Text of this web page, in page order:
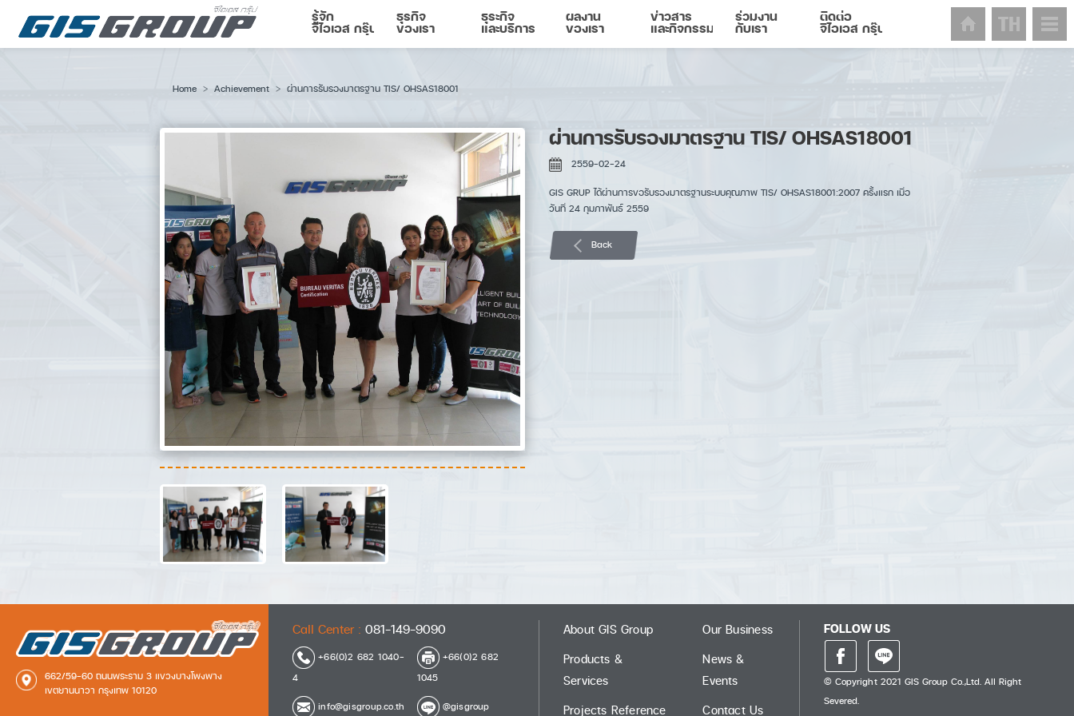
รู้จัก
จีไอเอส กรุ๊ป
ธุรกิจ
ของเรา
ธุระกิจ
และบริการ
ผลงาน
ของเรา
ข่าวสาร
และกิจกรรม
ร่วมงาน
กับเรา
ติดต่อ
จีไอเอส กรุ๊ป
Home Achievement ผ่านการรับรองมาตรฐาน TIS/ OHSAS18001
ผ่านการรับรองมาตรฐาน TIS/ OHSAS18001
2559-02-24
GIS GRUP ได้ผ่านการขอรับรองมาตรฐานระบบคุณภาพ TIS/ OHSAS18001:2007 ครั้งแรก เมื่อ
วันที่ 24 กุมภาพันธ์ 2559
Back
662/59-60 ถนนพระราม 3 แขวงบางโพงพาง
เขตยานนาวา กรุงเทพ 10120
Call Center : 081-149-9090
+66(0)2 682 1040-
4
info@gisgroup.co.th
+66(0)2 682
1045
@gisgroup
About GIS Group
Products &
Services
Projects Reference
Our Business
News &
Events
Contact Us
FOLLOW US
© Copyright 2021 GIS Group Co.,Ltd. All Right
Severed.